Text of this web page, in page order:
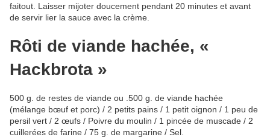
faitout. Laisser mijoter doucement pendant 20 minutes et avant
de servir lier la sauce avec la crème.
Rôti de viande hachée, «
Hackbrota »
500 g. de restes de viande ou .500 g. de viande hachée
(mélange bœuf et porc) / 2 petits pains / 1 petit oignon / 1 peu de
persil vert / 2 œufs / Poivre du moulin / 1 pincée de muscade / 2
cuillerées de farine / 75 g. de margarine / Sel.